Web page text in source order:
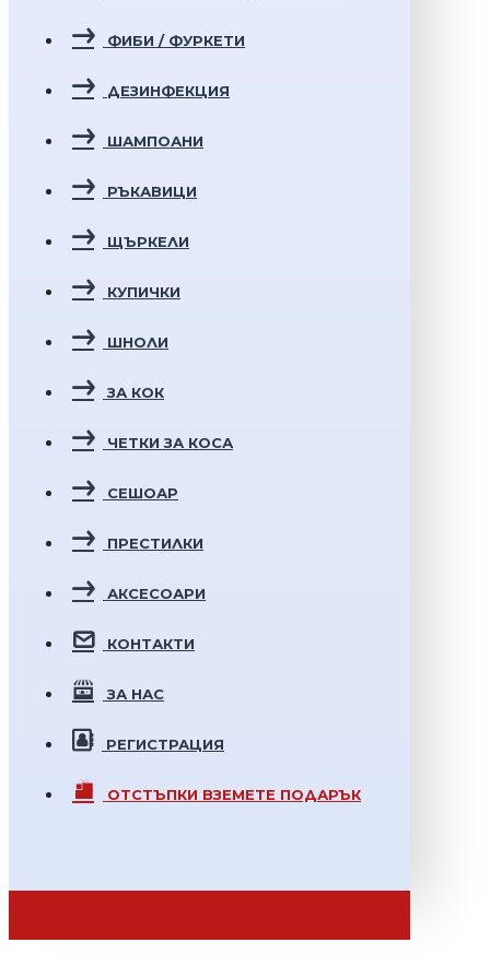
ФИБИ / ФУРКЕТИ
ДЕЗИНФЕКЦИЯ
ШАМПОАНИ
РЪКАВИЦИ
ЩЪРКЕЛИ
КУПИЧКИ
ШНОЛИ
ЗА КОК
ЧЕТКИ ЗА КОСА
СЕШОАР
ПРЕСТИЛКИ
АКСЕСОАРИ
КОНТАКТИ
ЗА НАС
РЕГИСТРАЦИЯ
ОТСТЪПКИ ВЗЕМЕТЕ ПОДАРЪК